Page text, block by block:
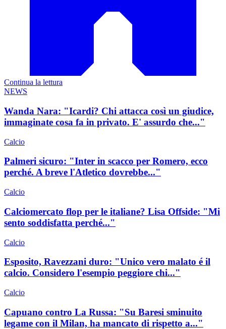
Continua la lettura
NEWS
Wanda Nara: "Icardi? Chi attacca così un giudice,
immaginate cosa fa in privato. E' assurdo che..."
Calcio
Palmeri sicuro: "Inter in scacco per Romero, ecco
perché. A breve l'Atletico dovrebbe..."
Calcio
Calciomercato flop per le italiane? Lisa Offside: "Mi
sento soddisfatta perché..."
Calcio
Esposito, Ravezzani duro: "Unico vero malato é il
calcio. Considero l'esempio peggiore chi..."
Calcio
Capuano contro La Russa: "Su Baresi sminuito
legame con il Milan, ha mancato di rispetto a..."